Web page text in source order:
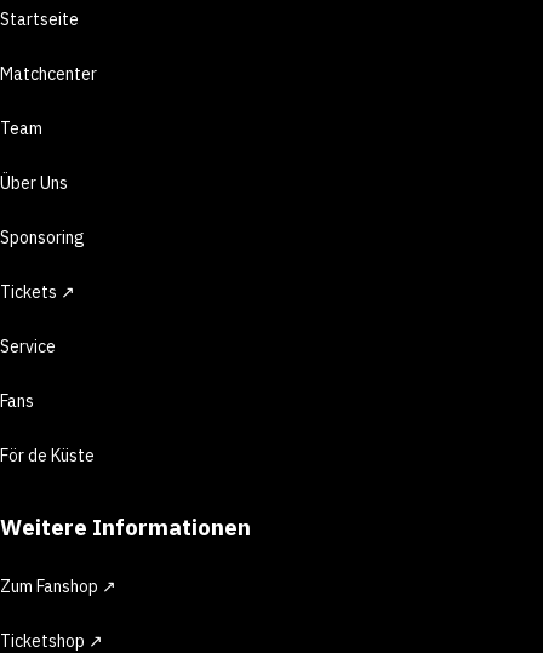
Startseite
Matchcenter
Team
Über Uns
Sponsoring
Tickets ↗
Service
Fans
För de Küste
Weitere Informationen
Zum Fanshop ↗
Ticketshop ↗